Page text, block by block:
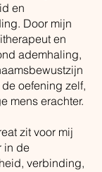
en
Door mijn
en
ademhaling,
oefening zelf,
mens erachter.
zit voor mij
in de
verbinding,